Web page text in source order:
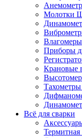
Молотки
Влагомеры
Приборы
Крановые
Всё для сварки
Термитная